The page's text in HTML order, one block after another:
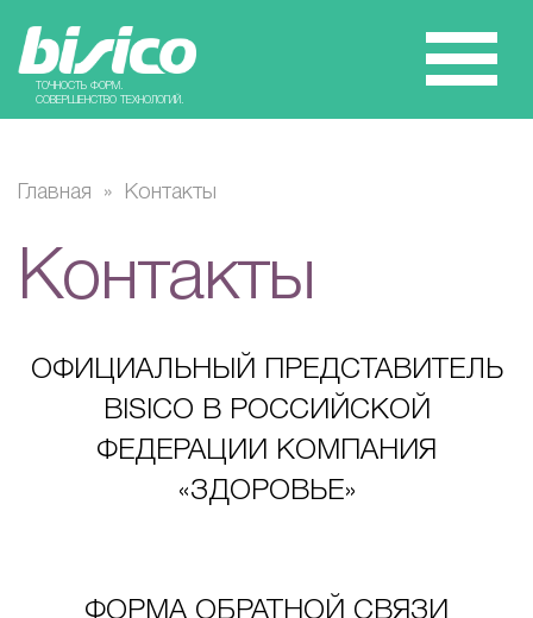
ТОЧНОСТЬ ФОРМ.
СОВЕРШЕНСТВО ТЕХНОЛОГИЙ.
Главная » Контакты
Контакты
ОФИЦИАЛЬНЫЙ ПРЕДСТАВИТЕЛЬ
BISICO В РОССИЙСКОЙ
ФЕДЕРАЦИИ КОМПАНИЯ
«ЗДОРОВЬЕ»
ФОРМА ОБРАТНОЙ СВЯЗИ